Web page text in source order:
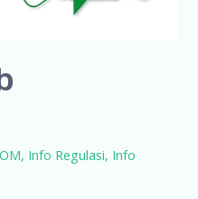
, Info Regulasi, Info